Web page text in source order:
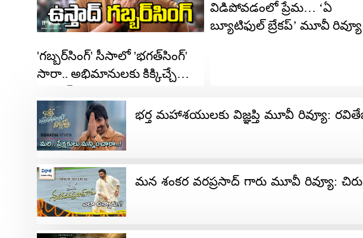
'గబ్బర్‌సింగ్' సీసాలో 'భగత్‌సింగ్'
సారా.. అభిమానులకు కిక్కిచ్చే
విడిపోవడంలో ప్రేమ… ‘ఏ
బ్యూటిఫుల్ బ్రేకప్’ మూవీ రివ్యూ
భర్త మహాశయులకు విజ్ఞప్తి మూవీ రివ్యూ:
మన శంకర వరప్రసాద్ గారు మూవీ రివ్యూ: